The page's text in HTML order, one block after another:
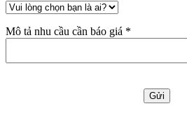
Mô tả nhu cầu cần báo giá *